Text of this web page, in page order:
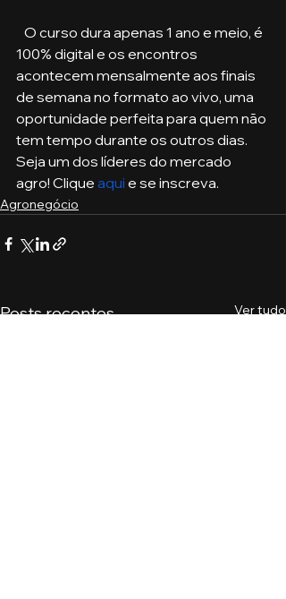
100% digital e os encontros
acontecem mensalmente aos finais
de semana no formato ao vivo, uma
oportunidade perfeita para quem não
tem tempo durante os outros dias.
Seja um dos líderes do mercado
agro! Clique aqui e se inscreva.
Agronegócio
Posts recentes Ver tudo